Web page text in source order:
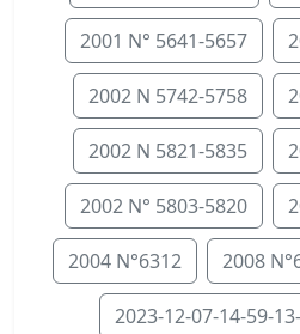
2001 N° 5641-5657
2002 N 5742-5758
2002 N 5821-5835
2002 N° 5803-5820
2004 N°6312 2008
2023-12-07-14-59-